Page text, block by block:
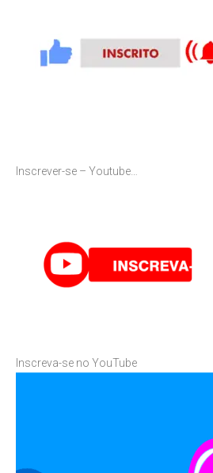
Inscrever-se – Youtube…
Inscreva-se no YouTube